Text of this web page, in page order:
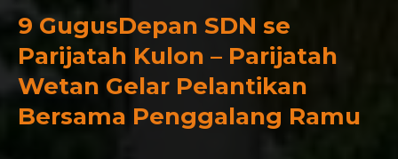
9 GugusDepan SDN se
Parijatah Kulon – Parijatah
Wetan Gelar Pelantikan
Bersama Penggalang Ramu